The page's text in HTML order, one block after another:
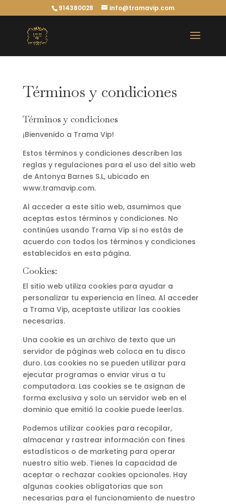
914380028 info@tramavip.com
Términos y condiciones
Términos y condiciones
¡Bienvenido a Trama Vip!
Estos términos y condiciones describen las
reglas y regulaciones para el uso del sitio web
de Antonya Barnes S.L, ubicado en
www.tramavip.com.
Al acceder a este sitio web, asumimos que
aceptas estos términos y condiciones. No
continúes usando Trama Vip si no estás de
acuerdo con todos los términos y condiciones
establecidos en esta página.
Cookies:
El sitio web utiliza cookies para ayudar a
personalizar tu experiencia en línea. Al acceder
a Trama Vip, aceptaste utilizar las cookies
necesarias.
Una cookie es un archivo de texto que un
servidor de páginas web coloca en tu disco
duro. Las cookies no se pueden utilizar para
ejecutar programas o enviar virus a tu
computadora. Las cookies se te asignan de
forma exclusiva y solo un servidor web en el
dominio que emitió la cookie puede leerlas.
Podemos utilizar cookies para recopilar,
almacenar y rastrear información con fines
estadísticos o de marketing para operar
nuestro sitio web. Tienes la capacidad de
aceptar o rechazar cookies opcionales. Hay
algunas cookies obligatorias que son
necesarias para el funcionamiento de nuestro